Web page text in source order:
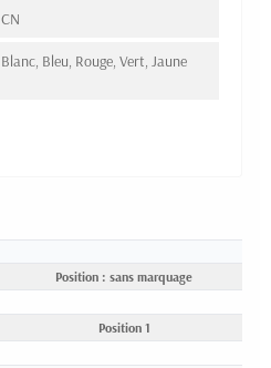
CN
Blanc, Bleu, Rouge, Vert, Jaune
Position : sans marquage
Position 1